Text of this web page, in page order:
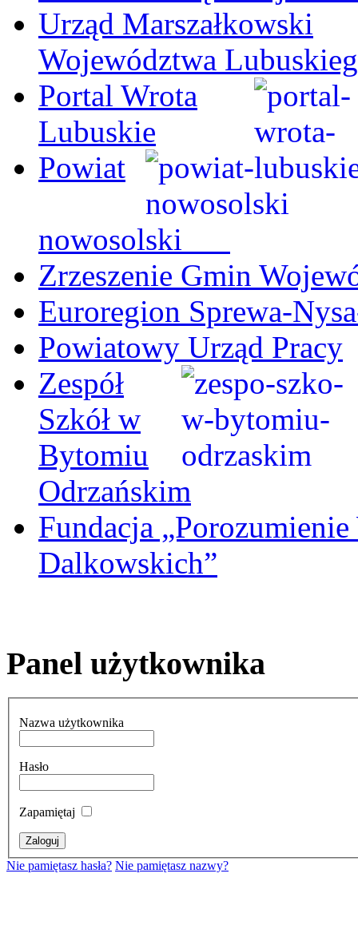
Urząd Marszałkowski
Województwa
Portal Wrota
Lubuskie
Powiat
nowosolski
Zrzeszenie Gmin
Euroregion Sprewa-
Powiatowy Urząd Pracy
Zespół
Szkół w
Bytomiu
Odrzańskim
Fundacja
Dalkowskich”
Panel użytkownika
Nazwa użytkownika
Hasło
Zapamiętaj
Nie pamiętasz hasła? Nie pamiętasz nazwy?